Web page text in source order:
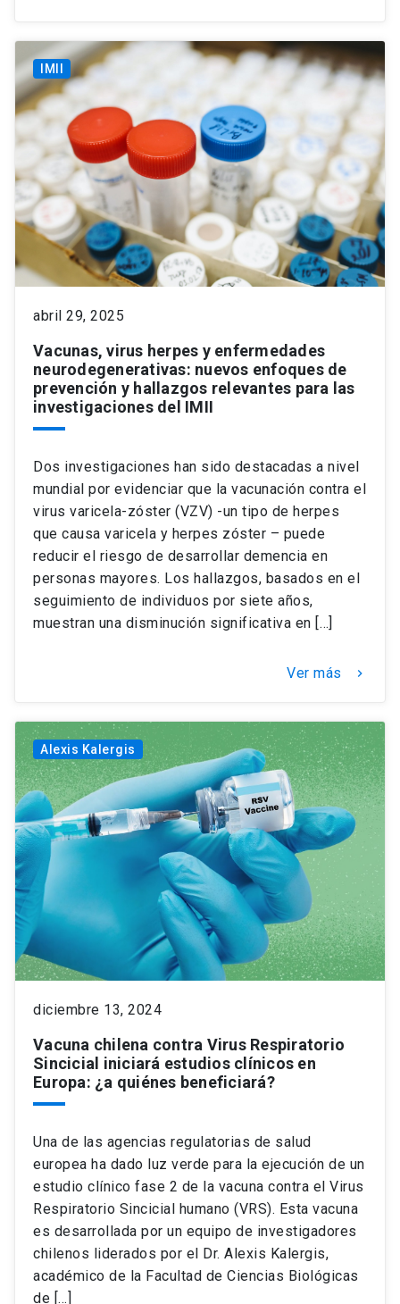
IMII
abril 29, 2025
Vacunas, virus herpes y enfermedades
neurodegenerativas: nuevos enfoques de
prevención y hallazgos relevantes para las
investigaciones del IMII
Dos investigaciones han sido destacadas a nivel
mundial por evidenciar que la vacunación contra el
virus varicela-zóster (VZV) -un tipo de herpes
que causa varicela y herpes zóster – puede
reducir el riesgo de desarrollar demencia en
personas mayores. Los hallazgos, basados en el
seguimiento de individuos por siete años,
muestran una disminución significativa en […]
Ver más keyboard_arrow_right
Alexis Kalergis
diciembre 13, 2024
Vacuna chilena contra Virus Respiratorio
Sincicial iniciará estudios clínicos en
Europa: ¿a quiénes beneficiará?
Una de las agencias regulatorias de salud
europea ha dado luz verde para la ejecución de un
estudio clínico fase 2 de la vacuna contra el Virus
Respiratorio Sincicial humano (VRS). Esta vacuna
es desarrollada por un equipo de investigadores
chilenos liderados por el Dr. Alexis Kalergis,
académico de la Facultad de Ciencias Biológicas
de […]